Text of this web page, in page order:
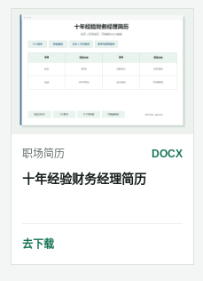
职场简历 DOCX
十年经验财务经理简历
去下载